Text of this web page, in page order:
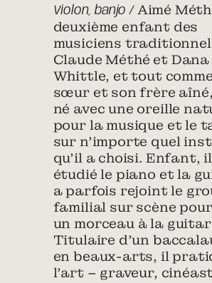
Violon, banjo / Aimé
deuxième enfant des
musiciens
Claude Méthé et Dana
Whittle, et tout
sœur et son frère
né avec une oreille
pour la musique et le
sur n’importe quel
qu’il a choisi. Enfant,
étudié le piano et la
a parfois rejoint le
familial sur scène
un morceau à la
Titulaire d’un
en beaux-arts, il
l’art – graveur,